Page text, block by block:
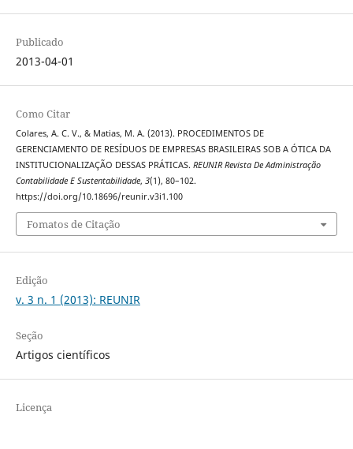
Publicado
2013-04-01
Como Citar
Colares, A. C. V., & Matias, M. A. (2013). PROCEDIMENTOS DE
GERENCIAMENTO DE RESÍDUOS DE EMPRESAS BRASILEIRAS SOB A ÓTICA DA
INSTITUCIONALIZAÇÃO DESSAS PRÁTICAS. REUNIR Revista De Administração
Contabilidade E Sustentabilidade, 3(1), 80–102.
https://doi.org/10.18696/reunir.v3i1.100
Fomatos de Citação
Edição
v. 3 n. 1 (2013): REUNIR
Seção
Artigos científicos
Licença